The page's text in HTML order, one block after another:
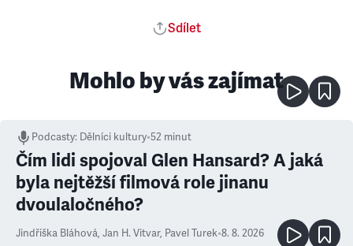
Sdílet
Mohlo by vás zajímat
Podcasty: Dělníci kultury•52 minut
Čím lidi spojoval Glen Hansard? A jaká
byla nejtěžší filmová role jinanu
dvoulaločného?
Jindřiška Bláhová, Jan H. Vitvar, Pavel Turek•8. 8. 2026